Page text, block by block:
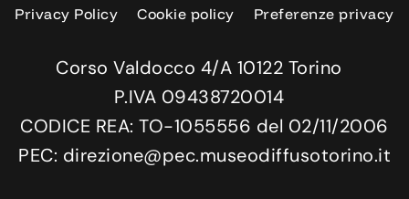
Privacy Policy Cookie policy Preferenze privacy
Corso Valdocco 4/A 10122 Torino
P.IVA 09438720014
CODICE REA: TO-1055556 del 02/11/2006
PEC: direzione@pec.museodiffusotorino.it